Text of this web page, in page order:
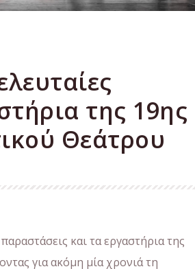
της 19ης
Θεάτρου
και τα εργαστήρια της
για ακόμη μία χρονιά τη